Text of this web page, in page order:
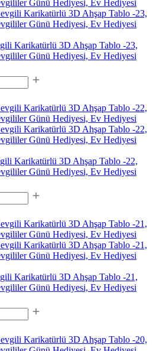
Karikatürlü 3D Ahşap Tablo -23,
Günü Hediyesi, Ev Hediyesi
Karikatürlü 3D Ahşap Tablo -22,
Günü Hediyesi, Ev Hediyesi
Karikatürlü 3D Ahşap Tablo -21,
Günü Hediyesi, Ev Hediyesi